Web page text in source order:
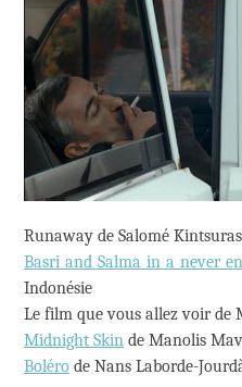
Runaway de Salomé
Basri and Salma in a never
Indonésie
Le film que vous allez voir
Midnight Skin de Manolis
Boléro de Nans Laborde-